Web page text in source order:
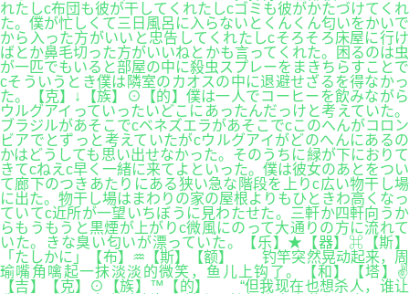
れたしc布団も彼が干してくれたしcゴミも彼がかたづけてくれ
た。僕が忙しくて三日風呂に入らないとくんくん匂いをかいで
から入った方がいいと忠告してくれたしcそろそろ床屋に行け
ばとか鼻毛切った方がいいねとかも言ってくれた。困るのは虫
が一匹でもいると部屋の中に殺虫スプレーをまきちらすことで
cそういうとき僕は隣室のカオスの中に退避せざるを得なかっ
た。【克】↓【族】⊙【的】僕は一人でコーヒーを飲みながら
ウルグアイっていったいどこにあったんだっけと考えていた。
ブラジルがあそこでcベネズエラがあそこでcこのへんがコロン
ビアでとずっと考えていたがcウルグアイがどのへんにあるの
かはどうしても思い出せなかった。そのうちに緑が下におりて
きてcねえc早く一緒に来てよといった。僕は彼女のあとをつい
て廊下のつきあたりにある狭い急な階段を上りc広い物干し場
に出た。物干し場はまわりの家の屋根よりもひときわ高くなっ
ていてc近所が一望いちぼうに見わたせた。三軒か四軒向うか
らもうもうと黒煙が上がりc微風にのって大通りの方に流れて
いた。きな臭い匂いが漂っていた。【乐】★【器】⌘【斯】
「たしかに」【布】♒【斯】【额】 钓竿突然晃动起来，周
瑜嘴角噙起一抹淡淡的微笑，鱼儿上钩了。【和】【塔】✌
【吉】【克】⊙【族】™【的】 “但我现在也想杀人，谁让